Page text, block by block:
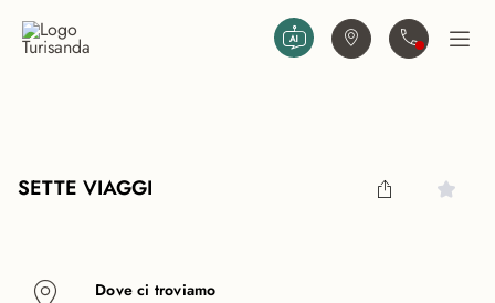
Trova agenziaContattaciApri
SETTE VIAGGI
Dove ci troviamo